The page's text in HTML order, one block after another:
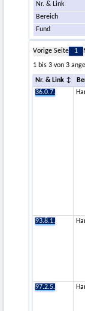
Nr. & Link
Bereich
Fund
Vorige Seite 1
1 bis 3 von 3
Nr. & Link
36.0.7.
93.8.1.
97.2.5.